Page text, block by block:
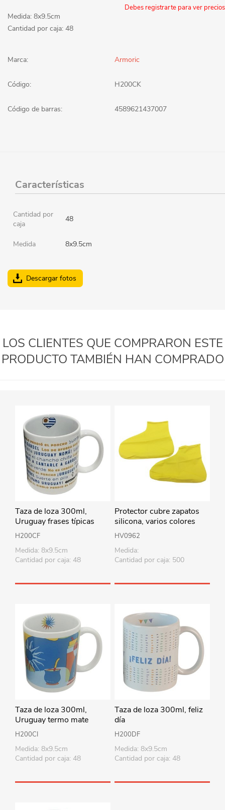
Debes registrarte para ver precios
Medida: 8x9.5cm
Cantidad por caja: 48
Marca: Armoric
Código: H200CK
Código de barras: 4589621437007
Características
Cantidad por
caja
48
Medida 8x9.5cm
Descargar fotos
LOS CLIENTES QUE COMPRARON ESTE
PRODUCTO TAMBIÉN HAN COMPRADO
Taza de loza 300ml,
Uruguay frases típicas
H200CF
Medida: 8x9.5cm
Cantidad por caja: 48
Protector cubre zapatos
silicona, varios colores
HV0962
Medida:
Cantidad por caja: 500
Taza de loza 300ml,
Uruguay termo mate
H200CI
Medida: 8x9.5cm
Cantidad por caja: 48
Taza de loza 300ml, feliz
día
H200DF
Medida: 8x9.5cm
Cantidad por caja: 48